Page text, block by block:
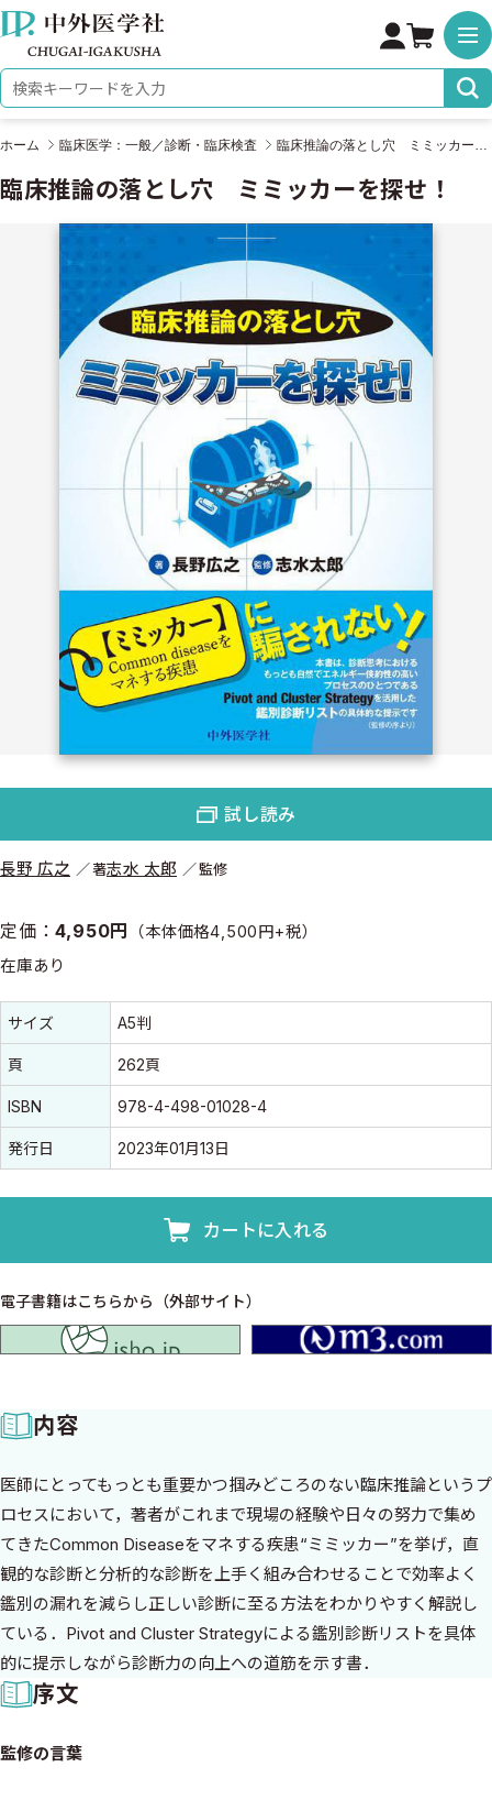
株式会社 中外医学社
検索キーワード
ホーム 臨床医学：一般／診断・臨床検査
臨床推論の落とし穴 ミミッカーを探せ！
長野 広之 著志水 太郎 監修
定価：4,950円 （本体価格4,500円+税）
在庫あり
書誌情報
書誌情報
サイズ A5判
頁 262頁
ISBN 978-4-498-01028-4
発行日 2023年01月13日
カートに入れる
電子書籍はこちらから（外部サイト）
試し読み
内容
医師にとってもっとも重要かつ掴みどころのない臨床推論というプ
ロセスにおいて，著者がこれまで現場の経験や日々の努力で集め
てきたCommon Diseaseをマネする疾患“ミミッカー”を挙げ，直
観的な診断と分析的な診断を上手く組み合わせることで効率よく
鑑別の漏れを減らし正しい診断に至る方法をわかりやすく解説し
ている．Pivot and Cluster Strategyによる鑑別診断リストを具体
的に提示しながら診断力の向上への道筋を示す書．
序文
監修の言葉